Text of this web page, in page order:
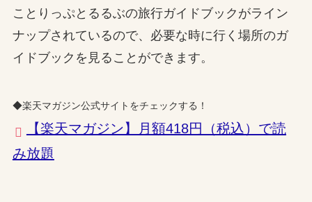
ことりっぷとるるぶの旅行ガイドブックがライン
ナップされているので、必要な時に行く場所のガ
イドブックを見ることができます。
◆楽天マガジン公式サイトをチェックする！
【楽天マガジン】月額418円（税込）で読
み放題